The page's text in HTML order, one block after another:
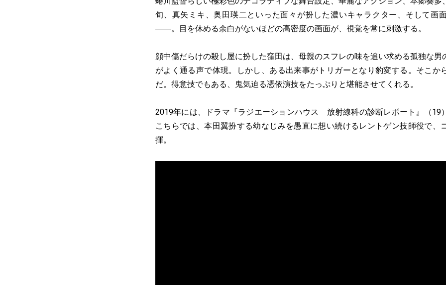
旬、真矢ミキ、奥田瑛二といった面々が扮した濃いキャラクター、そして画
――。目を休める余白がないほどの高密度の画面が、視覚を常に刺激する。
顔中傷だらけの殺し屋に扮した窪田は、母親のスフレの味を追い求める孤独な男
がよく通る声で体現。しかし、ある出来事がトリガーとなり豹変する。そこか
だ。得意技でもある、鬼気迫る憑依演技をたっぷりと堪能させてくれる。
2019年には、ドラマ『ラジエーションハウス 放射線科の診断レポート』（19
こちらでは、本田翼扮する幼なじみを愚直に想い続けるレントゲン技師役で、
揮。